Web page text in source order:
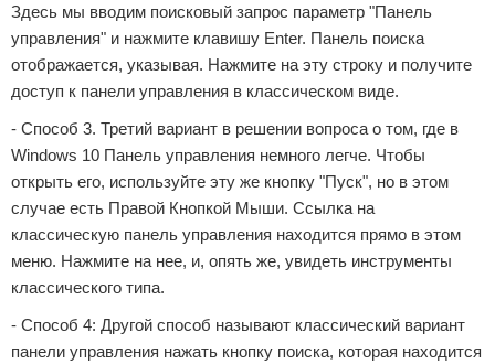
Здесь мы вводим поисковый запрос параметр "Панель
управления" и нажмите клавишу Enter. Панель поиска
отображается, указывая. Нажмите на эту строку и получите
доступ к панели управления в классическом виде.
- Способ 3. Третий вариант в решении вопроса о том, где в
Windows 10 Панель управления немного легче. Чтобы
открыть его, используйте эту же кнопку "Пуск", но в этом
случае есть Правой Кнопкой Мыши. Ссылка на
классическую панель управления находится прямо в этом
меню. Нажмите на нее, и, опять же, увидеть инструменты
классического типа.
- Способ 4: Другой способ называют классический вариант
панели управления нажать кнопку поиска, которая находится